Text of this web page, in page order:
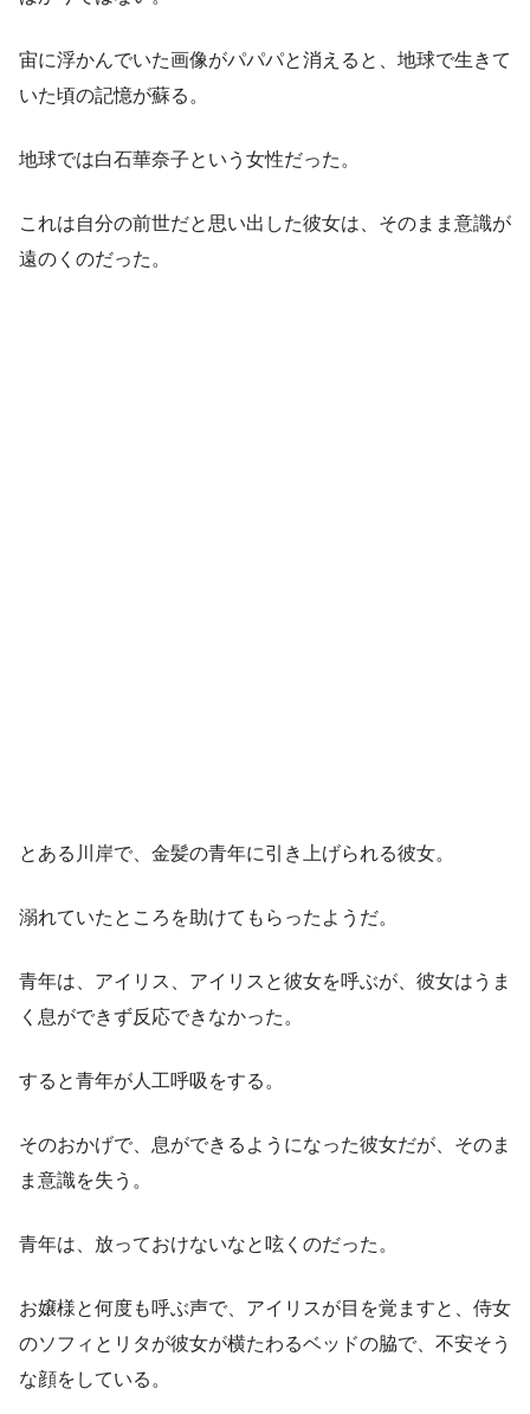
宙に浮かんでいた画像がパパパと消えると、地球で生きて
いた頃の記憶が蘇る。
地球では白石華奈子という女性だった。
これは自分の前世だと思い出した彼女は、そのまま意識が
遠のくのだった。
とある川岸で、金髪の青年に引き上げられる彼女。
溺れていたところを助けてもらったようだ。
青年は、アイリス、アイリスと彼女を呼ぶが、彼女はうま
く息ができず反応できなかった。
すると青年が人工呼吸をする。
そのおかげで、息ができるようになった彼女だが、そのま
ま意識を失う。
青年は、放っておけないなと呟くのだった。
お嬢様と何度も呼ぶ声で、アイリスが目を覚ますと、侍女
のソフィとリタが彼女が横たわるベッドの脇で、不安そう
な顔をしている。